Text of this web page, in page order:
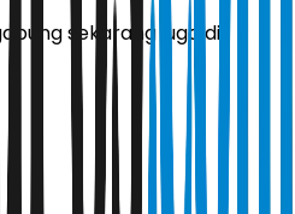
sekarang juga di